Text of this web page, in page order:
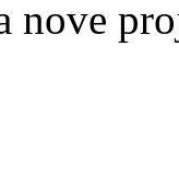
nove